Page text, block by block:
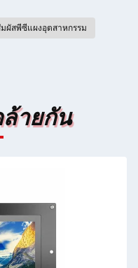
ผัสพีซีแผงอุตสาหกรรม
ายกัน